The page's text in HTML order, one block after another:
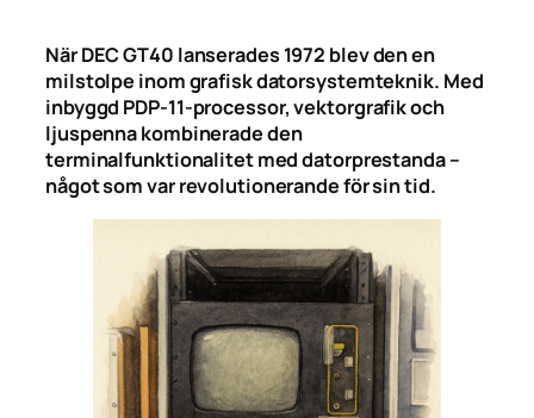
När DEC GT40 lanserades 1972 blev den en
milstolpe inom grafisk datorsystemteknik. Med
inbyggd PDP-11-processor, vektorgrafik och
ljuspenna kombinerade den
terminalfunktionalitet med datorprestanda –
något som var revolutionerande för sin tid.